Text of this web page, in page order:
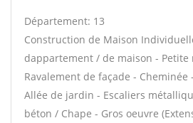
Département: 13
Construction de Maison
dappartement / de maison -
Ravalement de façade -
Allée de jardin - Escaliers
béton / Chape - Gros oeuvre